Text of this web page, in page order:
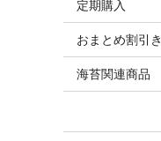
定期購入
おまとめ割引き
海苔関連商品